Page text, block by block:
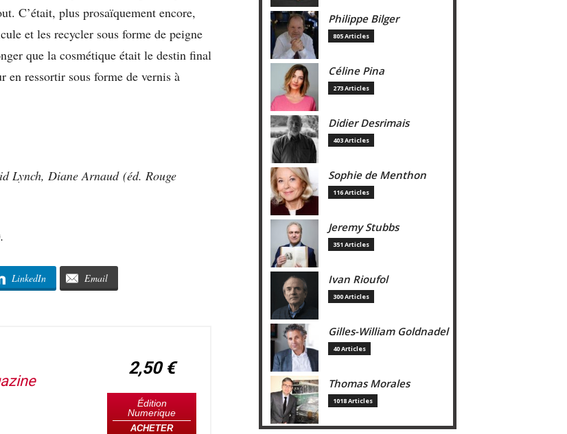
C’était, plus prosaïquement encore,
et les recycler sous forme de peigne
que la cosmétique était le destin final
en ressortir sous forme de vernis à
Lynch, Diane Arnaud (éd. Rouge
LinkedIn Email
2,50 €
Édition
Numerique
ACHETER
Philippe Bilger
805 Articles
Céline Pina
273 Articles
Didier Desrimais
403 Articles
Sophie de Menthon
116 Articles
Jeremy Stubbs
351 Articles
Ivan Rioufol
300 Articles
Gilles-William Goldnadel
40 Articles
Thomas Morales
1018 Articles